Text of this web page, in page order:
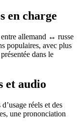
en charge
allemand ↔ russe
populaires, avec plus
dans le
et audio
réels et des
une prononciation